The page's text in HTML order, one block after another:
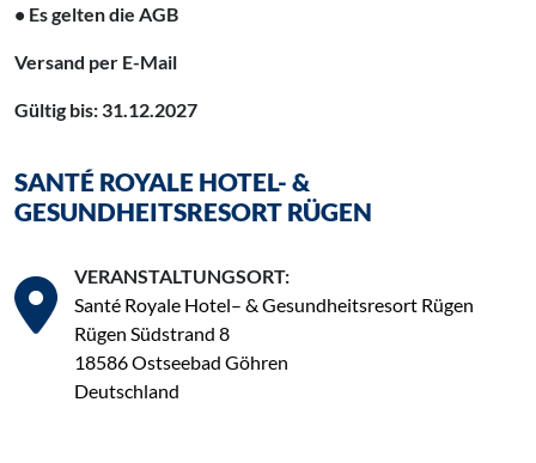
• Es gelten die AGB
Versand per E-Mail
Gültig bis: 31.12.2027
SANTÉ ROYALE HOTEL- &
GESUNDHEITSRESORT RÜGEN
VERANSTALTUNGSORT:
Santé Royale Hotel– & Gesundheitsresort Rügen
Rügen Südstrand 8
18586 Ostseebad Göhren
Deutschland